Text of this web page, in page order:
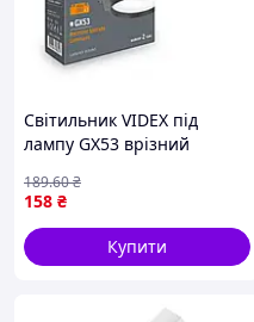
Світильник VIDEX під
лампу GX53 врізний
SPF33S-B)
158 ₴
189.60₴
Купити